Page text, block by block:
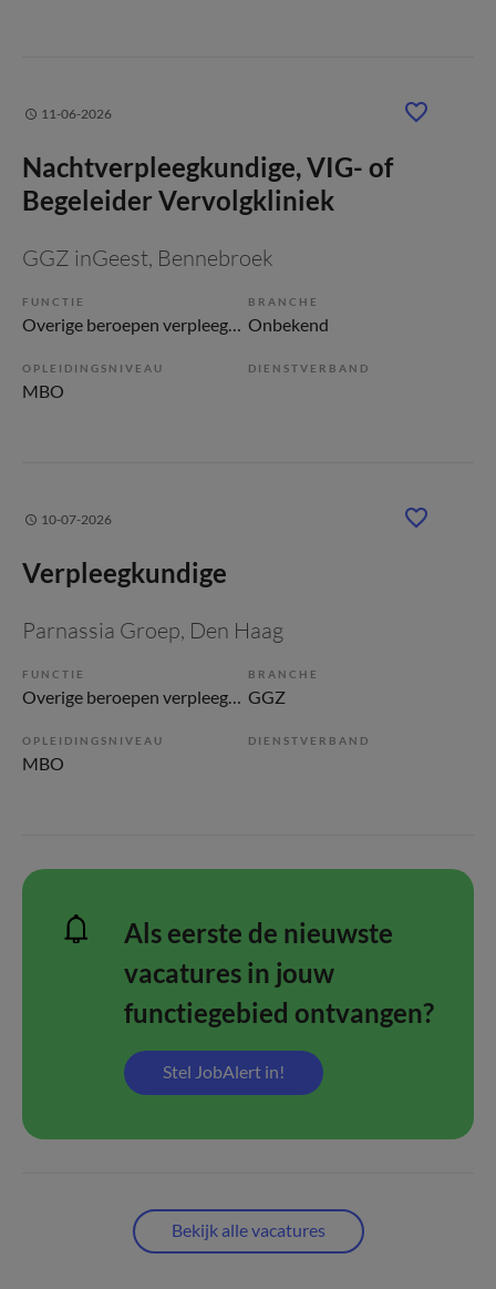
11-06-2026
Nachtverpleegkundige, VIG- of
Begeleider Vervolgkliniek
GGZ inGeest, Bennebroek
FUNCTIE
Overige beroepen verpleegkunde
BRANCHE
Onbekend
OPLEIDINGSNIVEAU
MBO
DIENSTVERBAND
10-07-2026
Verpleegkundige
Parnassia Groep, Den Haag
FUNCTIE
Overige beroepen verpleegkunde
BRANCHE
GGZ
OPLEIDINGSNIVEAU
MBO
DIENSTVERBAND
Als eerste de nieuwste
vacatures in jouw
functiegebied ontvangen?
Stel JobAlert in!
Bekijk alle vacatures